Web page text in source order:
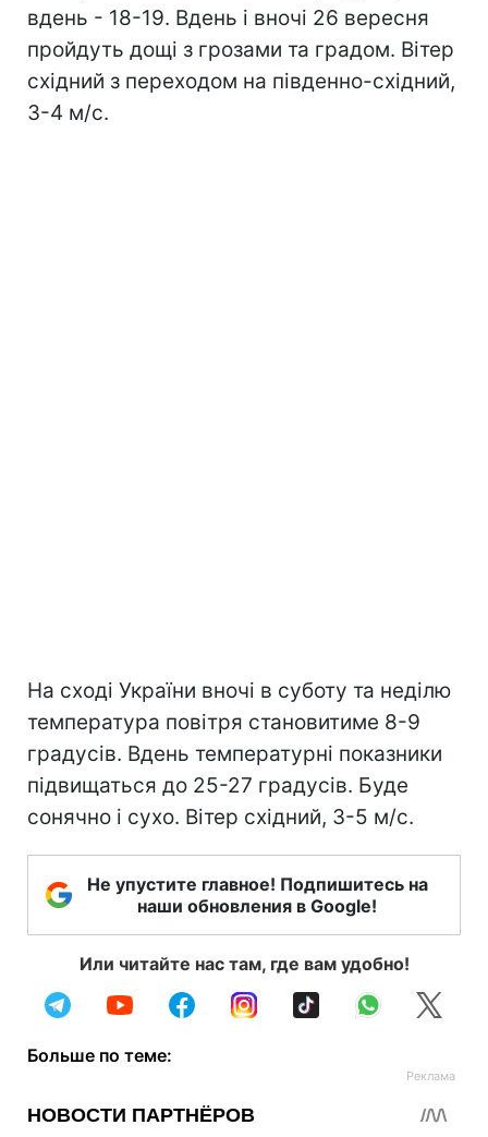
вдень - 18-19. Вдень і вночі 26 вересня
пройдуть дощі з грозами та градом. Вітер
східний з переходом на південно-східний,
3-4 м/c.
На сході України вночі в суботу та неділю
температура повітря становитиме 8-9
градусів. Вдень температурні показники
підвищаться до 25-27 градусів. Буде
сонячно і сухо. Вітер східний, 3-5 м/c.
Не упустите главное! Подпишитесь на
наши обновления в Google!
Или читайте нас там, где вам удобно!
Больше по теме: